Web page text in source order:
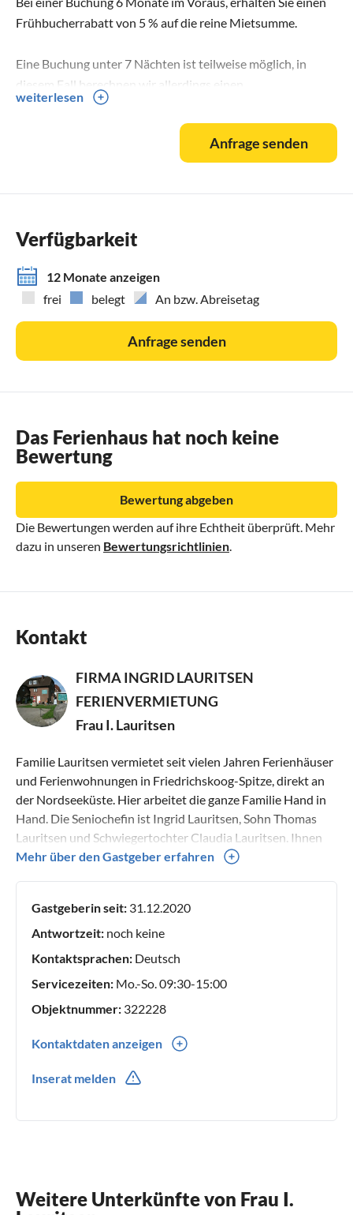
Frühbucherrabatt von 5 % auf die reine Mietsumme.
Eine Buchung unter 7 Nächten ist teilweise möglich, in
diesem Fall berechnen wir allerdings einen
Kurzbucheraufschlag.
Die Höhe des Aufschlags erfragen Sie bitte unter 0 48 54 -
weiterlesen
Anfrage senden
Verfügbarkeit
12 Monate anzeigen
frei
belegt An bzw. Abreisetag
Anfrage senden
Das Ferienhaus hat noch keine
Bewertung
Die Bewertungen werden auf ihre Echtheit überprüft. Mehr
dazu in unseren Bewertungsrichtlinien
Bewertung abgeben
Kontakt
FIRMA INGRID LAURITSEN
FERIENVERMIETUNG
Frau I. Lauritsen
Familie Lauritsen vermietet seit vielen Jahren Ferienhäuser
und Ferienwohnungen in Friedrichskoog-Spitze, direkt an
der Nordseeküste. Hier arbeitet die ganze Familie Hand in
Hand. Die Seniochefin ist Ingrid Lauritsen, Sohn Thomas
Lauritsen und Schwiegertochter Claudia Lauritsen. Ihnen
den Urlaub so schön wie möglich zu machen ist unsere
einfach bei uns im Büro, wir sorgen dafür dass es danach in
Ordnung ist. Hier Urlaub machen ist ein wenig wie nach
begrüßen zu können. Moin und bis bald Ihre Familie
Lauritsen
Mehr über den Gastgeber erfahren
Gastgeberin seit: 31.12.2020
Antwortzeit: noch keine
Kontaktsprachen: Deutsch
Servicezeiten: Mo.-So. 09:30-15:00
Objektnummer: 322228
Kontaktdaten anzeigen
Inserat melden
Weitere Unterkünfte von Frau I.